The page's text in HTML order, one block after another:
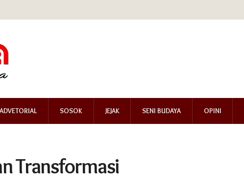
ADVETORIAL SOSOK JEJAK SENI BUDAYA OPINI
Transformasi